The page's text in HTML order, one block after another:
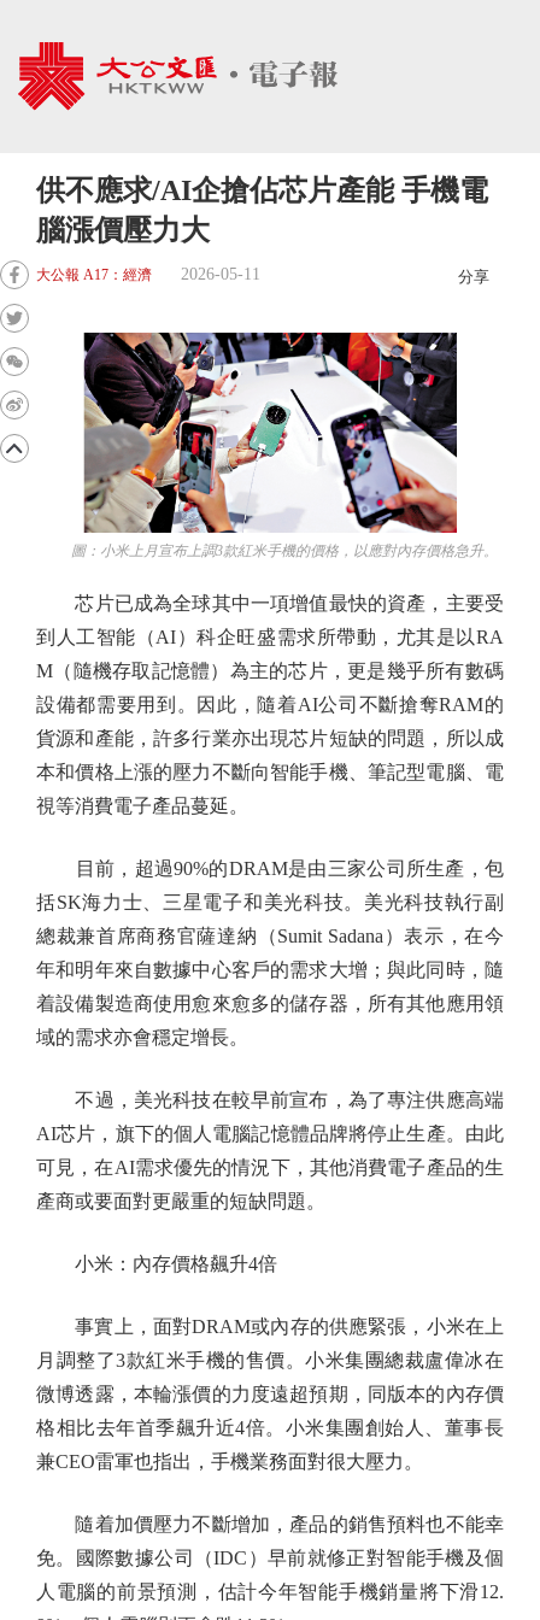
供不應求/AI企搶佔芯片產能 手機電
腦漲價壓力大
大公報 A17：經濟 2026-05-11 分享
圖：小米上月宣布上調3款紅米手機的價格，以應對內存價格急升。
芯片已成為全球其中一項增值最快的資產，主要受
到人工智能（AI）科企旺盛需求所帶動，尤其是以RA
M（隨機存取記憶體）為主的芯片，更是幾乎所有數碼
設備都需要用到。因此，隨着AI公司不斷搶奪RAM的
貨源和產能，許多行業亦出現芯片短缺的問題，所以成
本和價格上漲的壓力不斷向智能手機、筆記型電腦、電
視等消費電子產品蔓延。
目前，超過90%的DRAM是由三家公司所生產，包
括SK海力士、三星電子和美光科技。美光科技執行副
總裁兼首席商務官薩達納（Sumit Sadana）表示，在今
年和明年來自數據中心客戶的需求大增；與此同時，隨
着設備製造商使用愈來愈多的儲存器，所有其他應用領
域的需求亦會穩定增長。
不過，美光科技在較早前宣布，為了專注供應高端
AI芯片，旗下的個人電腦記憶體品牌將停止生產。由此
可見，在AI需求優先的情況下，其他消費電子產品的生
產商或要面對更嚴重的短缺問題。
小米：內存價格飆升4倍
事實上，面對DRAM或內存的供應緊張，小米在上
月調整了3款紅米手機的售價。小米集團總裁盧偉冰在
微博透露，本輪漲價的力度遠超預期，同版本的內存價
格相比去年首季飆升近4倍。小米集團創始人、董事長
兼CEO雷軍也指出，手機業務面對很大壓力。
隨着加價壓力不斷增加，產品的銷售預料也不能幸
免。國際數據公司（IDC）早前就修正對智能手機及個
人電腦的前景預測，估計今年智能手機銷量將下滑12.